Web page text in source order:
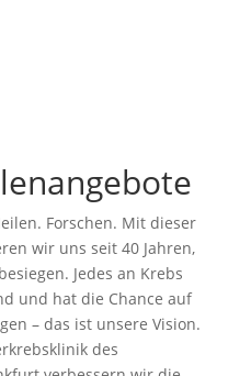
Forschen. Mit dieser
wir uns seit 40 Jahren,
Jedes an Krebs
und hat die Chance auf
– das ist unsere Vision.
des